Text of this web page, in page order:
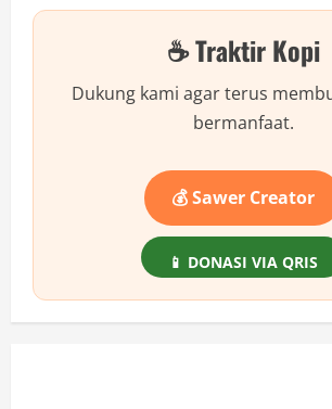
Surga
Neraka
Menentukan
Kita?
☕ Traktir Kopi
Dukung kami agar terus
bermanfaat.
💰 Sawer Creator
📱 DONASI VIA QRIS